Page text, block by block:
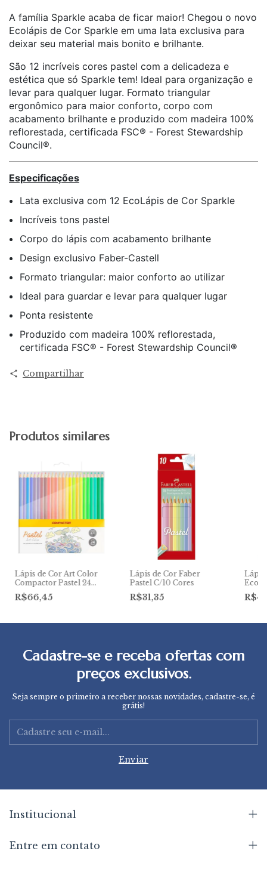
A família Sparkle acaba de ficar maior! Chegou o novo
Ecolápis de Cor Sparkle em uma lata exclusiva para
deixar seu material mais bonito e brilhante.
São 12 incríveis cores pastel com a delicadeza e
estética que só Sparkle tem! Ideal para organização e
levar para qualquer lugar. Formato triangular
ergonômico para maior conforto, corpo com
acabamento brilhante e produzido com madeira 100%
reflorestada, certificada FSC® - Forest Stewardship
Council®.
Especificações
Lata exclusiva com 12 EcoLápis de Cor Sparkle
Incríveis tons pastel
Corpo do lápis com acabamento brilhante
Design exclusivo Faber-Castell
Formato triangular: maior conforto ao utilizar
Ideal para guardar e levar para qualquer lugar
Ponta resistente
Produzido com madeira 100% reflorestada,
certificada FSC® - Forest Stewardship Council®
Compartilhar
Produtos similares
Lápis de Cor Art Color
Compactor Pastel 24
cores
R$66,45
Lápis de Cor Faber
Pastel C/10 Cores
R$31,35
Lápis
Neon
Cadastre-se e receba ofertas com
preços exclusivos.
Seja sempre o primeiro a receber nossas novidades, cadastre-se, é
grátis!
Institucional
Entre em contato